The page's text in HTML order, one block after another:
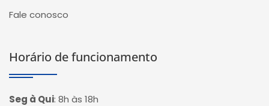
Fale conosco
Horário de funcionamento
Seg à Qui: 8h às 18h